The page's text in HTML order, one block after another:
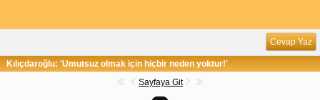
Cevap Yaz
Kılıçdaroğlu: 'Umutsuz olmak için hiçbir neden yoktur!'
Sayfaya Git